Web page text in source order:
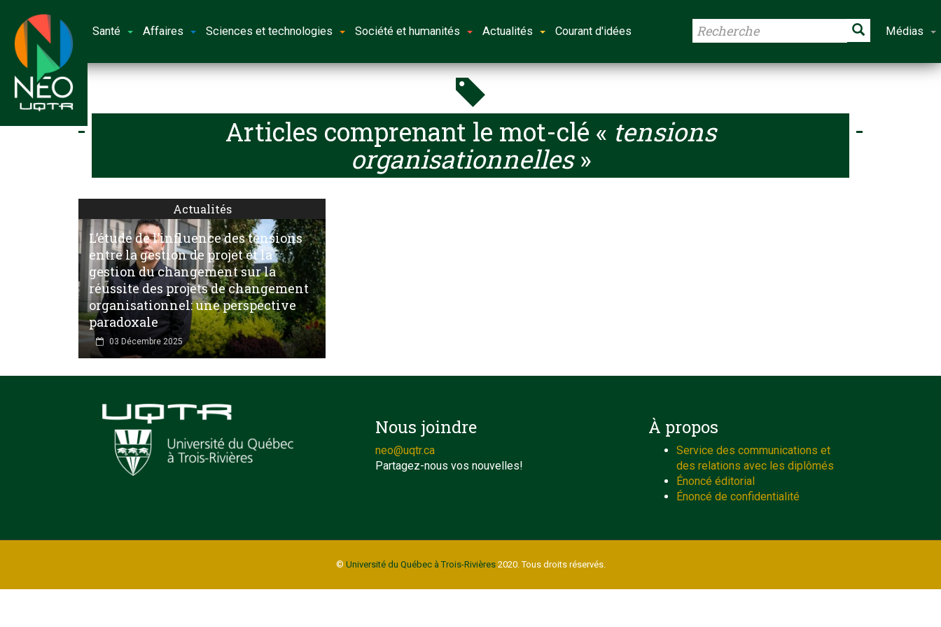
Santé Affaires Sciences et technologies Société et humanités Actualités Courant d'idées Médias
Articles comprenant le mot-clé « tensions
organisationnelles»
Actualités
L’étude de l’influence des tensions
entre la gestion de projet et la
gestion du changement sur la
réussite des projets de changement
organisationnel: une perspective
paradoxale
03 Décembre 2025
Nous joindre
neo@uqtr.ca
Partagez-nous vos nouvelles!
À propos
Service des communications et
des relations avec les diplômés
Énoncé éditorial
Énoncé de confidentialité
© Université du Québec à Trois-Rivières2020. Tous droits réservés.